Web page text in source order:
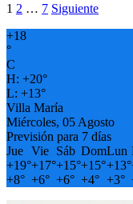
Paginación
de
entradas
1 2 … 7 Siguiente
+18
°
C
H: +20°
L: +13°
Villa María
Miércoles, 05 Agosto
Previsión para 7 días
Jue Vie Sáb DomLun
+19°+17°+15°+15°+13°
+8° +6° +6° +4° +3°